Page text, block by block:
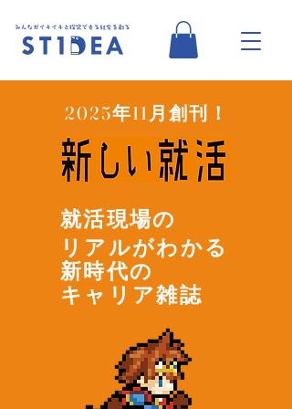
2025年11月創刊！
​就活現場の
リアルがわかる
新時代の
キャリア雑誌